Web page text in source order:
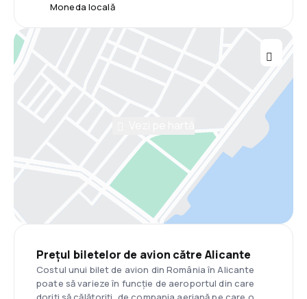
Moneda locală
Prețul biletelor de avion către Alicante
Costul unui bilet de avion din România în Alicante
poate să varieze în funcție de aeroportul din care